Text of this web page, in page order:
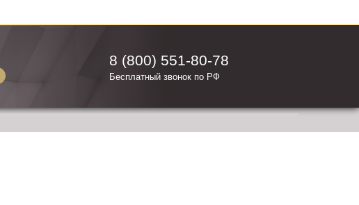
8 (800) 551-80-78
Бесплатный звонок по РФ